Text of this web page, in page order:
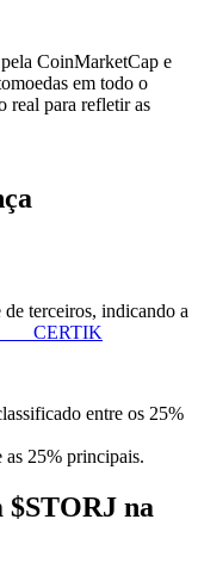
de copy trading
comerciais, etc.
CoinMarketCap e
em todo o
real para refletir as
terceiros, indicando a
CERTIK
entre os 25%
as 25% principais.
$STORJ na